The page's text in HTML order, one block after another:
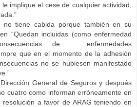
implique el cese de cualquier actividad,
no tiene cabida porque también en su
“Quedan incluidas (como enfermedad
de … enfermedades
que en el momento de la adhesión
no se hubiesen manifestado
General de Seguros y después
cuatro como informan erróneamente en
a favor de ARAG teniendo en